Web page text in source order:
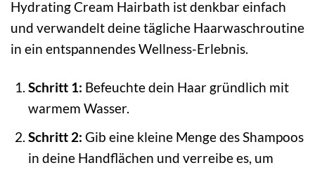
Hydrating Cream Hairbath ist denkbar einfach
und verwandelt deine tägliche Haarwaschroutine
in ein entspannendes Wellness-Erlebnis.
Schritt 1: Befeuchte dein Haar gründlich mit
warmem Wasser.
Schritt 2: Gib eine kleine Menge des Shampoos
in deine Handflächen und verreibe es, um